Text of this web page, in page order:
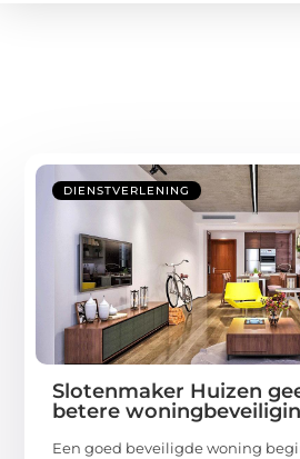
DIENSTVERLENING
Slotenmaker Huizen
betere
Een goed beveiligde woning